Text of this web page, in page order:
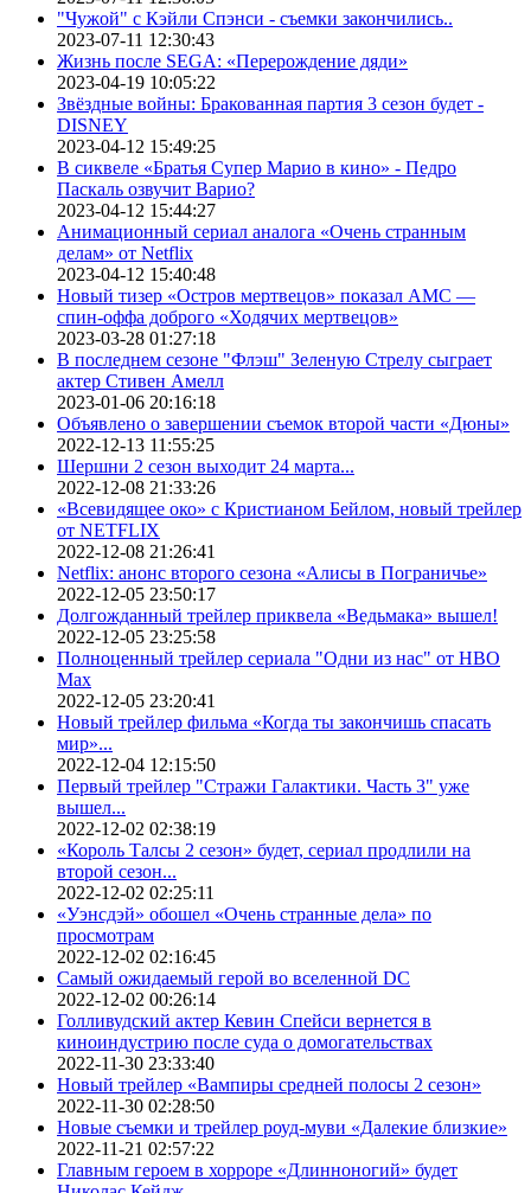
"Чужой" с Кэйли Спэнси - съемки закончились..
2023-07-11 12:30:43
Жизнь после SEGA: «Перерождение дяди»
2023-04-19 10:05:22
Звёздные войны: Бракованная партия 3 сезон будет -
DISNEY
2023-04-12 15:49:25
В сиквеле «Братья Супер Марио в кино» - Педро
Паскаль озвучит Варио?
2023-04-12 15:44:27
Анимационный сериал аналога «Очень странным
делам» от Netflix
2023-04-12 15:40:48
Новый тизер «Остров мертвецов» показал АМС —
спин-оффа доброго «Ходячих мертвецов»
2023-03-28 01:27:18
В последнем сезоне "Флэш" Зеленую Стрелу сыграет
актер Стивен Амелл
2023-01-06 20:16:18
Объявлено о завершении съемок второй части «Дюны»
2022-12-13 11:55:25
Шершни 2 сезон выходит 24 марта...
2022-12-08 21:33:26
«Всевидящее око» с Кристианом Бейлом, новый трейлер
от NETFLIX
2022-12-08 21:26:41
Netflix: анонс второго сезона «Алисы в Пограничье»
2022-12-05 23:50:17
Долгожданный трейлер приквела «Ведьмака» вышел!
2022-12-05 23:25:58
Полноценный трейлер сериала "Одни из нас" от HBO
Max
2022-12-05 23:20:41
Новый трейлер фильма «Когда ты закончишь спасать
мир»...
2022-12-04 12:15:50
Первый трейлер "Стражи Галактики. Часть 3" уже
вышел...
2022-12-02 02:38:19
«Король Талсы 2 сезон» будет, сериал продлили на
второй сезон...
2022-12-02 02:25:11
«Уэнсдэй» обошел «Очень странные дела» по
просмотрам
2022-12-02 02:16:45
Самый ожидаемый герой во вселенной DC
2022-12-02 00:26:14
Голливудский актер Кевин Спейси вернется в
киноиндустрию после суда о домогательствах
2022-11-30 23:33:40
Новый трейлер «Вампиры средней полосы 2 сезон»
2022-11-30 02:28:50
Новые съемки и трейлер роуд-муви «Далекие близкие»
2022-11-21 02:57:22
Главным героем в хорроре «Длинноногий» будет